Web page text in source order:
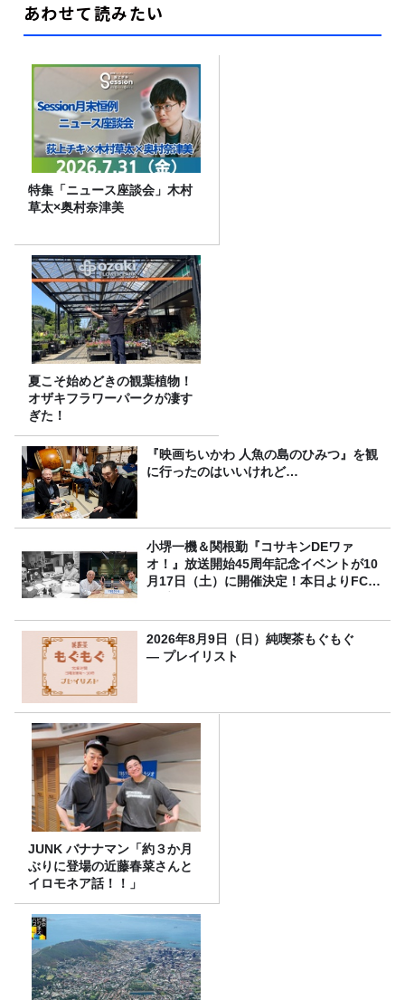
あわせて読みたい
特集「ニュース座談会」木村
草太×奥村奈津美
夏こそ始めどきの観葉植物！
オザキフラワーパークが凄す
ぎた！
『映画ちいかわ 人魚の島のひみつ』を観
に行ったのはいいけれど…
小堺一機＆関根勤『コサキンDEワァ
オ！』放送開始45周年記念イベントが10
月17日（土）に開催決定！本日よりFC先
2026年8月9日（日）純喫茶もぐもぐ
― プレイリスト
JUNK バナナマン「約３か月
ぶりに登場の近藤春菜さんと
イロモネア話！！」